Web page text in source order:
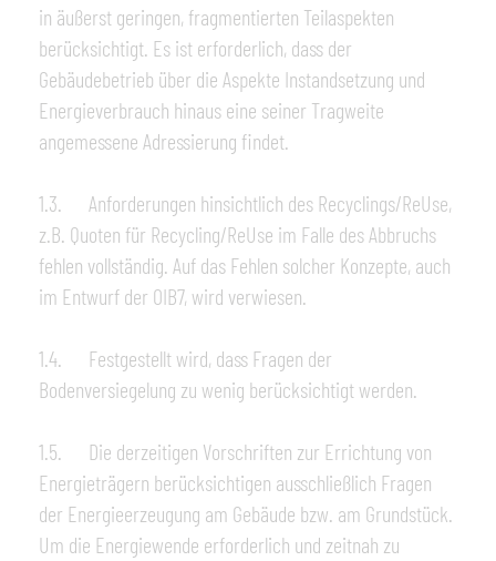
in äußerst geringen, fragmentierten Teilaspekten
berücksichtigt. Es ist erforderlich, dass der
Gebäudebetrieb über die Aspekte Instandsetzung und
Energieverbrauch hinaus eine seiner Tragweite
angemessene Adressierung findet.
1.3. Anforderungen hinsichtlich des Recyclings/ReUse,
z.B. Quoten für Recycling/ReUse im Falle des Abbruchs
fehlen vollständig. Auf das Fehlen solcher Konzepte, auch
im Entwurf der OIB7, wird verwiesen.
1.4. Festgestellt wird, dass Fragen der
Bodenversiegelung zu wenig berücksichtigt werden.
1.5. Die derzeitigen Vorschriften zur Errichtung von
Energieträgern berücksichtigen ausschließlich Fragen
der Energieerzeugung am Gebäude bzw. am Grundstück.
Um die Energiewende erforderlich und zeitnah zu